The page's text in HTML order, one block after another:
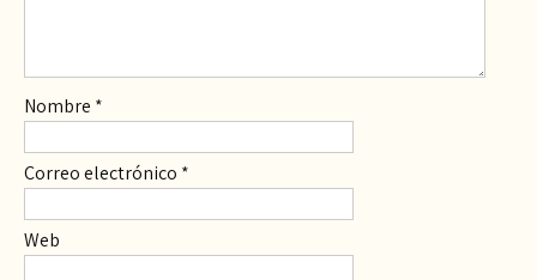
Nombre *
Correo electrónico *
Web